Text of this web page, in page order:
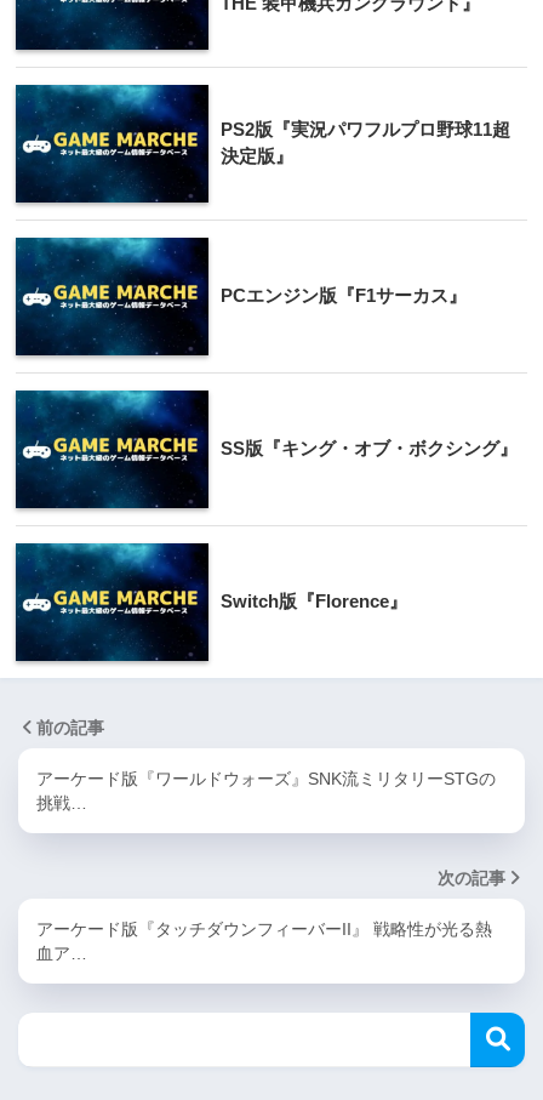
PS2版『実況パワフルプロ野球11超
決定版』
PCエンジン版『F1サーカス』
SS版『キング・オブ・ボクシング』
Switch版『Florence』
前の記事
アーケード版『ワールドウォーズ』SNK流ミリタリーSTGの
挑戦…
次の記事
アーケード版『タッチダウンフィーバーII』 戦略性が光る熱
血ア…